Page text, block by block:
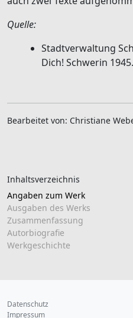
Quelle:
Stadtverwaltung
Dich! Schwerin 1945.
Bearbeitet von: Christiane
Inhaltsverzeichnis
Angaben zum Werk
Ausgaben des Werks
Zusammenfassung
Autorbiografie
Werkgeschichte
Datenschutz
Impressum